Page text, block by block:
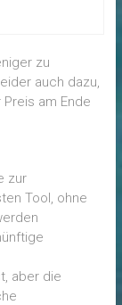
zu
auch dazu,
am Ende
zur
Tool, ohne
aber die